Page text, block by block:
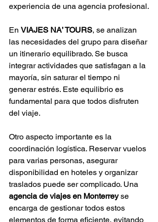
experiencia de una agencia profesional.
En VIAJES NA’ TOURS, se analizan
las necesidades del grupo para diseñar
un itinerario equilibrado. Se busca
integrar actividades que satisfagan a la
mayoría, sin saturar el tiempo ni
generar estrés. Este equilibrio es
fundamental para que todos disfruten
del viaje.
Otro aspecto importante es la
coordinación logística. Reservar vuelos
para varias personas, asegurar
disponibilidad en hoteles y organizar
traslados puede ser complicado. Una
agencia de viajes en Monterrey se
encarga de gestionar todos estos
elementos de forma eficiente, evitando